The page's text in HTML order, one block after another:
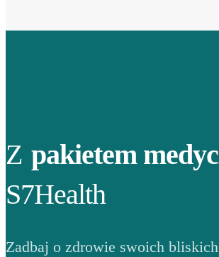
Z pakietem
S7Health
Zadbaj o zdrowie swoich